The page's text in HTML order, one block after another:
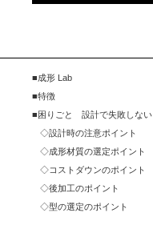
成形 Lab
特徴
困りごと 設計で失敗しない
設計時の注意ポイント
成形材質の選定ポイント
コストダウンのポイント
後加工のポイント
型の選定のポイント